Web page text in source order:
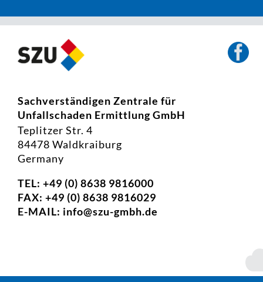
Sachverständigen Zentrale für
Unfallschaden Ermittlung GmbH
Teplitzer Str. 4
84478 Waldkraiburg
Germany
TEL: +49 (0) 8638 9816000
FAX: +49 (0) 8638 9816029
E-MAIL: info@szu-gmbh.de